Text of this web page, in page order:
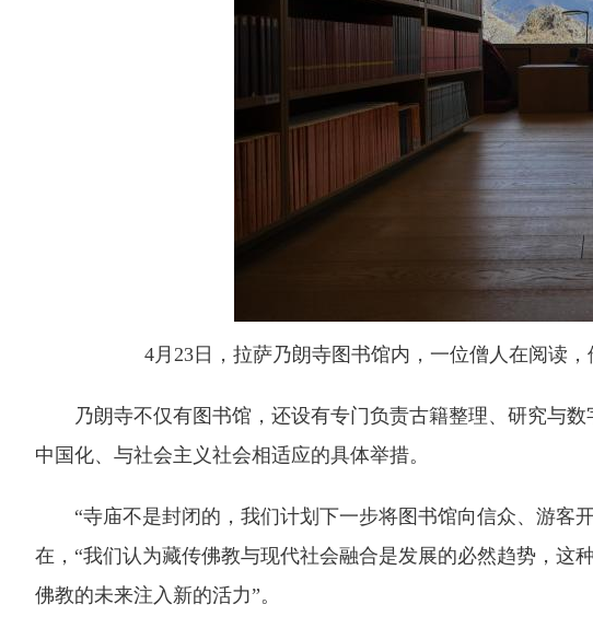
4月23日，拉萨乃朗寺图书馆内，一位僧人在阅读
乃朗寺不仅有图书馆，还设有专门负责古籍整理、研究与数
中国化、与社会主义社会相适应的具体举措。
“寺庙不是封闭的，我们计划下一步将图书馆向信众、游客
在，“我们认为藏传佛教与现代社会融合是发展的必然趋势，这
佛教的未来注入新的活力”。